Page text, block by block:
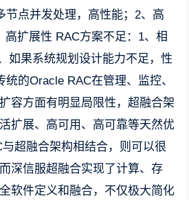
节点并发处理，高性能；2、高
高扩展性 RAC方案不足：1、相
如果系统规划设计能力不足，性
的Oracle RAC在管理、监控、
容方面有明显局限性，超融合架
扩展、高可用、高可靠等天然优
超融合架构相结合，则可以很
深信服超融合实现了计算、存
软件定义和融合，不仅极大简化